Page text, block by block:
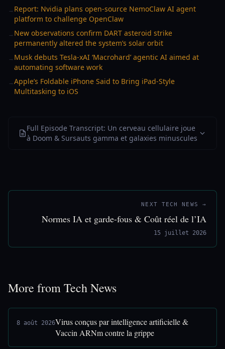
→ Report: Nvidia plans open-source NemoClaw AI agent
platform to challenge OpenClaw
→ New observations confirm DART asteroid strike
permanently altered the system’s solar orbit
→ Musk debuts Tesla-xAI ‘Macrohard’ agentic AI aimed at
automating software work
→Apple’s Foldable iPhone Said to Bring iPad-Style
Multitasking to iOS
Full Episode Transcript: Un cerveau cellulaire joue
à Doom & Sursauts gamma et galaxies minuscules
NEXT TECH NEWS →
Normes IA et garde-fous & Coût réel de l’IA
15 juillet 2026
More from Tech News
8 août 2026Virus conçus par intelligence artificielle &
Vaccin ARNm contre la grippe